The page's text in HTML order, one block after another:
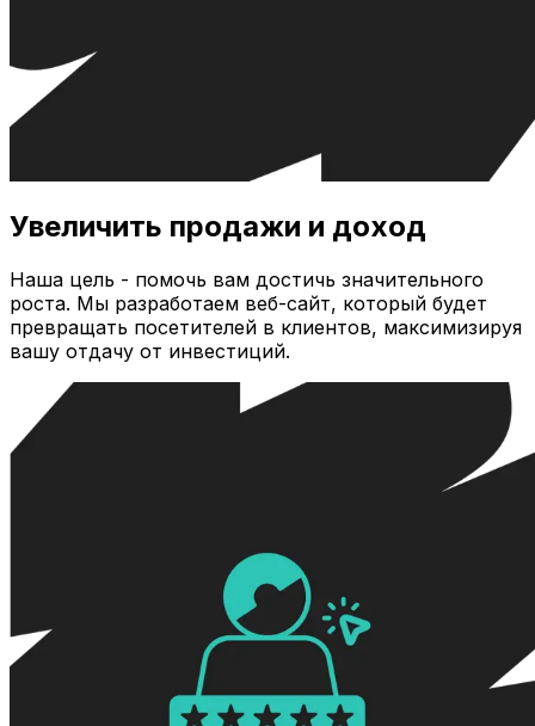
Увеличить продажи и доход
Наша цель - помочь вам достичь значительного
роста. Мы разработаем веб-сайт, который будет
превращать посетителей в клиентов, максимизируя
вашу отдачу от инвестиций.